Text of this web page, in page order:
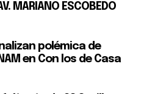
MARIANO ESCOBEDO
polémica de
en Con los de Casa